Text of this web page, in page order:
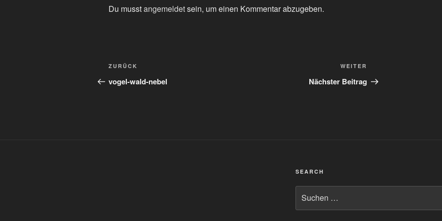
Du musstangemeldetsein, um einen Kommentar abzugeben.
Beitragsnavigation
Vorheriger
Beitrag
ZURÜCK
vogel-wald-nebel
Beitrag
WEITER
Nächster Beitrag
SEARCH
nach: